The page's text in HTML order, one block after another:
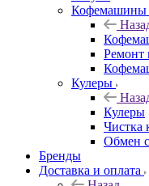
Кофемашины
Ремонт
Кулеры
Кулеры
Чистка
Обмен
Бренды
Доставка и оплата